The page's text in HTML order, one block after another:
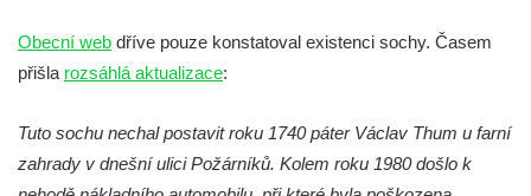
Socha Orel v ZOO Hluboká
Socha Přátelství v ZOO Hluboká
Socha Matka příroda v ZOO Hluboká
Obecní web dříve pouze konstatoval existenci sochy. Časem
přišla rozsáhlá aktualizace:
Tuto sochu nechal postavit roku 1740 páter Václav Thum u farní
zahrady v dnešní ulici Požárníků. Kolem roku 1980 došlo k